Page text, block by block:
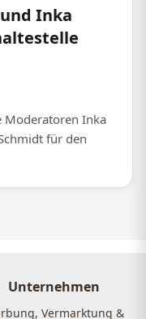
Inka
Moderatoren Inka
für den
Unternehmen
Vermarktung &